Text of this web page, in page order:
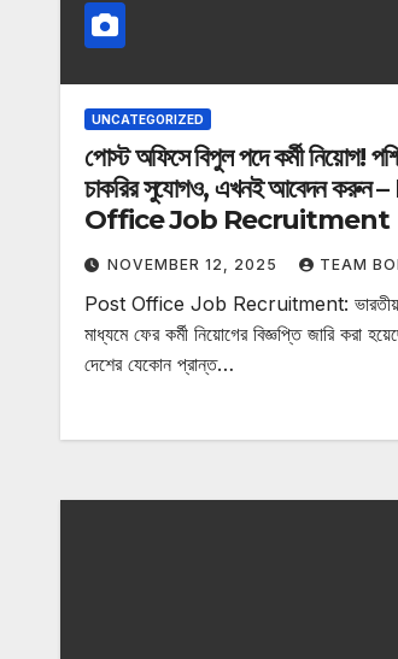
UNCATEGORIZED
পোস্ট অফিসে বিপুল পদে কর্মী নিয়োগ!
চাকরির সুযোগও, এখনই আবেদন করুন
Office Job Recruitment
NOVEMBER 12, 2025 TEAM
Post Office Job Recruitment: ভারতীয়
মাধ্যমে ফের কর্মী নিয়োগের বিজ্ঞপ্তি জারি করা
দেশের যেকোন প্রান্ত…